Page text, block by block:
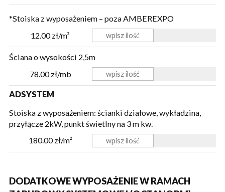
*Stoiska z wyposażeniem – poza AMBEREXPO
12.00 zł/m²
Ściana o wysokości 2,5m
78.00 zł/mb
ADSYSTEM
Stoiska z wyposażeniem: ścianki działowe, wykładzina,
przyłącze 2kW, punkt świetlny na 3 m kw.
180.00 zł/m²
DODATKOWE WYPOSAŻENIE W RAMACH